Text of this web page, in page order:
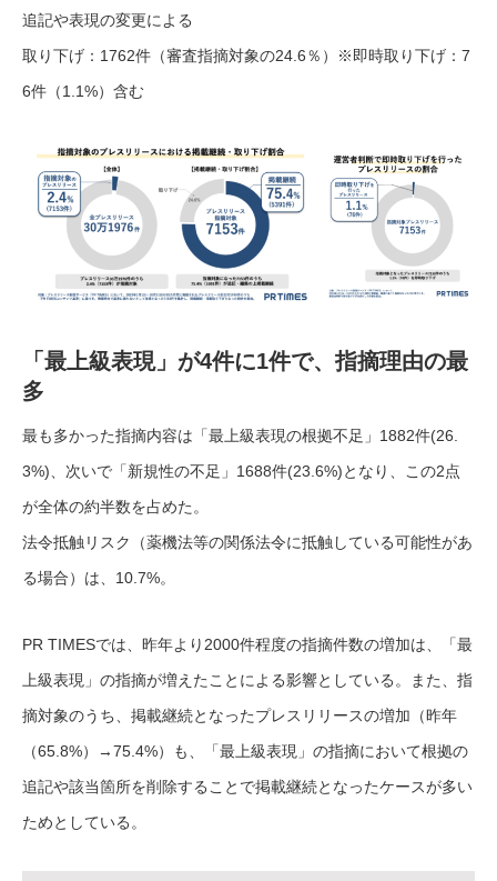
追記や表現の変更による
取り下げ：1762件（審査指摘対象の24.6％）※即時取り下げ：7
6件（1.1%）含む
「最上級表現」が4件に1件で、指摘理由の最
多
最も多かった指摘内容は「最上級表現の根拠不足」1882件(26.
3%)、次いで「新規性の不足」1688件(23.6%)となり、この2点
が全体の約半数を占めた。
法令抵触リスク（薬機法等の関係法令に抵触している可能性があ
る場合）は、10.7%。
PR TIMESでは、昨年より2000件程度の指摘件数の増加は、「最
上級表現」の指摘が増えたことによる影響としている。また、指
摘対象のうち、掲載継続となったプレスリリースの増加（昨年
（65.8%）→75.4%）も、「最上級表現」の指摘において根拠の
追記や該当箇所を削除することで掲載継続となったケースが多い
ためとしている。